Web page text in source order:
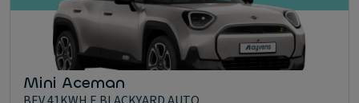
Mini Aceman